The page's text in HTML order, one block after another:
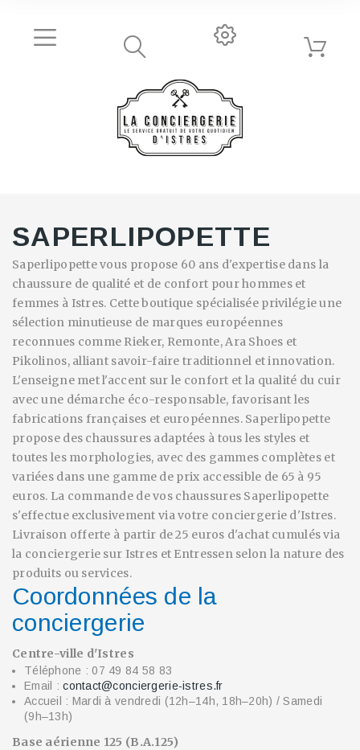
SAPERLIPOPETTE
Saperlipopette vous propose 60 ans d'expertise dans la
chaussure de qualité et de confort pour hommes et
femmes à Istres. Cette boutique spécialisée privilégie une
sélection minutieuse de marques européennes
reconnues comme Rieker, Remonte, Ara Shoes et
Pikolinos, alliant savoir-faire traditionnel et innovation.
L'enseigne met l'accent sur le confort et la qualité du cuir
avec une démarche éco-responsable, favorisant les
fabrications françaises et européennes. Saperlipopette
propose des chaussures adaptées à tous les styles et
toutes les morphologies, avec des gammes complètes et
variées dans une gamme de prix accessible de 65 à 95
euros. La commande de vos chaussures Saperlipopette
s'effectue exclusivement via votre conciergerie d'Istres.
Livraison offerte à partir de 25 euros d'achat cumulés via
la conciergerie sur Istres et Entressen selon la nature des
produits ou services.
Coordonnées de la
conciergerie
Centre-ville d'Istres
Téléphone : 07 49 84 58 83
Email :contact@conciergerie-istres.fr
Accueil : Mardi à vendredi (12h–14h, 18h–20h) / Samedi
(9h–13h)
Base aérienne 125 (B.A.125)